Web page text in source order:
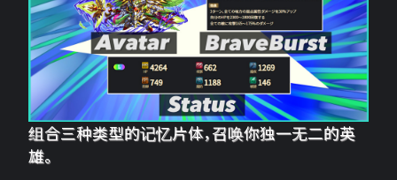
组合三种类型的记忆片体，召唤你独一无二的英
雄。